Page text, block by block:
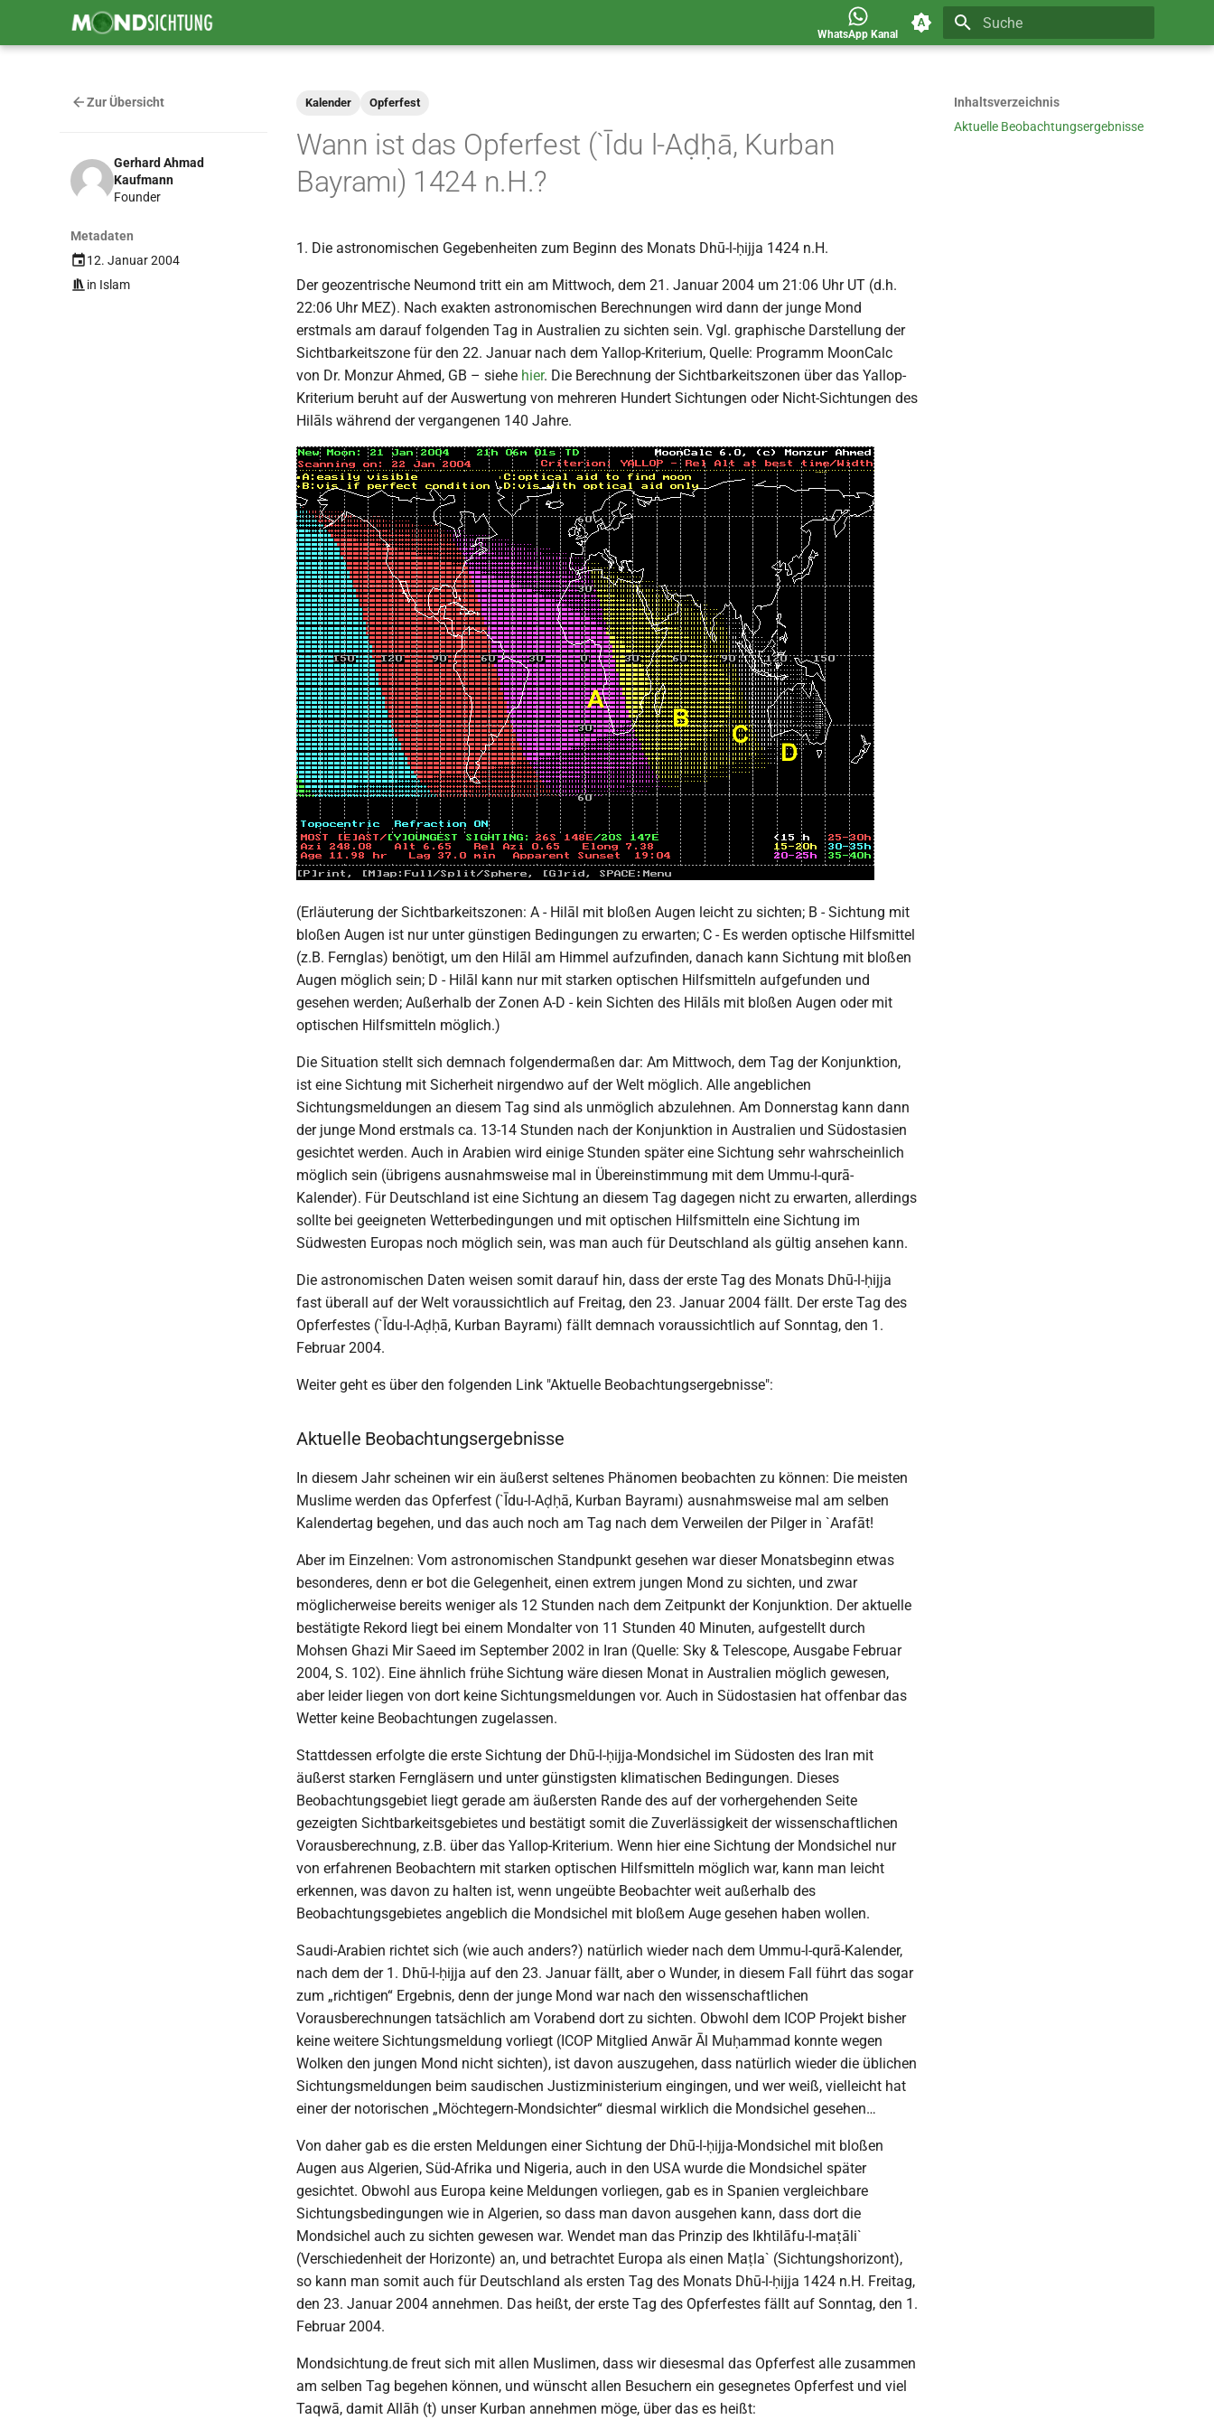
WhatsApp Kanal
Inhaltsverzeichnis
Aktuelle Beobachtungsergebnisse
Zur Übersicht
Gerhard Ahmad
Kaufmann
Founder
Metadaten
12. Januar 2004
in Islam
Kalender Opferfest
Wann ist das Opferfest (`Īdu l-Aḍḥā, Kurban
Bayramı) 1424 n.H.?
1. Die astronomischen Gegebenheiten zum Beginn des Monats Dhū-l-ḥijja 1424 n.H.
Der geozentrische Neumond tritt ein am Mittwoch, dem 21. Januar 2004 um 21:06 Uhr UT (d.h.
22:06 Uhr MEZ). Nach exakten astronomischen Berechnungen wird dann der junge Mond
erstmals am darauf folgenden Tag in Australien zu sichten sein. Vgl. graphische Darstellung der
Sichtbarkeitszone für den 22. Januar nach dem Yallop-Kriterium, Quelle: Programm MoonCalc
von Dr. Monzur Ahmed, GB – siehe hier. Die Berechnung der Sichtbarkeitszonen über das Yallop-
Kriterium beruht auf der Auswertung von mehreren Hundert Sichtungen oder Nicht-Sichtungen des
Hilāls während der vergangenen 140 Jahre.
(Erläuterung der Sichtbarkeitszonen: A - Hilāl mit bloßen Augen leicht zu sichten; B - Sichtung mit
bloßen Augen ist nur unter günstigen Bedingungen zu erwarten; C - Es werden optische Hilfsmittel
(z.B. Fernglas) benötigt, um den Hilāl am Himmel aufzufinden, danach kann Sichtung mit bloßen
Augen möglich sein; D - Hilāl kann nur mit starken optischen Hilfsmitteln aufgefunden und
gesehen werden; Außerhalb der Zonen A-D - kein Sichten des Hilāls mit bloßen Augen oder mit
optischen Hilfsmitteln möglich.)
Die Situation stellt sich demnach folgendermaßen dar: Am Mittwoch, dem Tag der Konjunktion,
ist eine Sichtung mit Sicherheit nirgendwo auf der Welt möglich. Alle angeblichen
Sichtungsmeldungen an diesem Tag sind als unmöglich abzulehnen. Am Donnerstag kann dann
der junge Mond erstmals ca. 13-14 Stunden nach der Konjunktion in Australien und Südostasien
gesichtet werden. Auch in Arabien wird einige Stunden später eine Sichtung sehr wahrscheinlich
möglich sein (übrigens ausnahmsweise mal in Übereinstimmung mit dem Ummu-l-qurā-
Kalender). Für Deutschland ist eine Sichtung an diesem Tag dagegen nicht zu erwarten, allerdings
sollte bei geeigneten Wetterbedingungen und mit optischen Hilfsmitteln eine Sichtung im
Südwesten Europas noch möglich sein, was man auch für Deutschland als gültig ansehen kann.
Die astronomischen Daten weisen somit darauf hin, dass der erste Tag des Monats Dhū-l-ḥijja
fast überall auf der Welt voraussichtlich auf Freitag, den 23. Januar 2004 fällt. Der erste Tag des
Opferfestes (`Īdu-l-Aḍḥā, Kurban Bayramı) fällt demnach voraussichtlich auf Sonntag, den 1.
Februar 2004.
Weiter geht es über den folgenden Link "Aktuelle Beobachtungsergebnisse":
Aktuelle Beobachtungsergebnisse
In diesem Jahr scheinen wir ein äußerst seltenes Phänomen beobachten zu können: Die meisten
Muslime werden das Opferfest (`Īdu-l-Aḍḥā, Kurban Bayramı) ausnahmsweise mal am selben
Kalendertag begehen, und das auch noch am Tag nach dem Verweilen der Pilger in `Arafāt!
Aber im Einzelnen: Vom astronomischen Standpunkt gesehen war dieser Monatsbeginn etwas
besonderes, denn er bot die Gelegenheit, einen extrem jungen Mond zu sichten, und zwar
möglicherweise bereits weniger als 12 Stunden nach dem Zeitpunkt der Konjunktion. Der aktuelle
bestätigte Rekord liegt bei einem Mondalter von 11 Stunden 40 Minuten, aufgestellt durch
Mohsen Ghazi Mir Saeed im September 2002 in Iran (Quelle: Sky & Telescope, Ausgabe Februar
2004, S. 102). Eine ähnlich frühe Sichtung wäre diesen Monat in Australien möglich gewesen,
aber leider liegen von dort keine Sichtungsmeldungen vor. Auch in Südostasien hat offenbar das
Wetter keine Beobachtungen zugelassen.
Stattdessen erfolgte die erste Sichtung der Dhū-l-ḥijja-Mondsichel im Südosten des Iran mit
äußerst starken Ferngläsern und unter günstigsten klimatischen Bedingungen. Dieses
Beobachtungsgebiet liegt gerade am äußersten Rande des auf der vorhergehenden Seite
gezeigten Sichtbarkeitsgebietes und bestätigt somit die Zuverlässigkeit der wissenschaftlichen
Vorausberechnung, z.B. über das Yallop-Kriterium. Wenn hier eine Sichtung der Mondsichel nur
von erfahrenen Beobachtern mit starken optischen Hilfsmitteln möglich war, kann man leicht
erkennen, was davon zu halten ist, wenn ungeübte Beobachter weit außerhalb des
Beobachtungsgebietes angeblich die Mondsichel mit bloßem Auge gesehen haben wollen.
Saudi-Arabien richtet sich (wie auch anders?) natürlich wieder nach dem Ummu-l-qurā-Kalender,
nach dem der 1. Dhū-l-ḥijja auf den 23. Januar fällt, aber o Wunder, in diesem Fall führt das sogar
zum „richtigen“ Ergebnis, denn der junge Mond war nach den wissenschaftlichen
Vorausberechnungen tatsächlich am Vorabend dort zu sichten. Obwohl dem ICOP Projekt bisher
keine weitere Sichtungsmeldung vorliegt (ICOP Mitglied Anwār Āl Muḥammad konnte wegen
Wolken den jungen Mond nicht sichten), ist davon auszugehen, dass natürlich wieder die üblichen
Sichtungsmeldungen beim saudischen Justizministerium eingingen, und wer weiß, vielleicht hat
einer der notorischen „Möchtegern-Mondsichter“ diesmal wirklich die Mondsichel gesehen…
Von daher gab es die ersten Meldungen einer Sichtung der Dhū-l-ḥijja-Mondsichel mit bloßen
Augen aus Algerien, Süd-Afrika und Nigeria, auch in den USA wurde die Mondsichel später
gesichtet. Obwohl aus Europa keine Meldungen vorliegen, gab es in Spanien vergleichbare
Sichtungsbedingungen wie in Algerien, so dass man davon ausgehen kann, dass dort die
Mondsichel auch zu sichten gewesen war. Wendet man das Prinzip des Ikhtilāfu-l-maṭāli`
(Verschiedenheit der Horizonte) an, und betrachtet Europa als einen Maṭla` (Sichtungshorizont),
so kann man somit auch für Deutschland als ersten Tag des Monats Dhū-l-ḥijja 1424 n.H. Freitag,
den 23. Januar 2004 annehmen. Das heißt, der erste Tag des Opferfestes fällt auf Sonntag, den 1.
Februar 2004.
Mondsichtung.de freut sich mit allen Muslimen, dass wir diesesmal das Opferfest alle zusammen
am selben Tag begehen können, und wünscht allen Besuchern ein gesegnetes Opferfest und viel
Taqwā, damit Allāh (t) unser Kurban annehmen möge, über das es heißt: